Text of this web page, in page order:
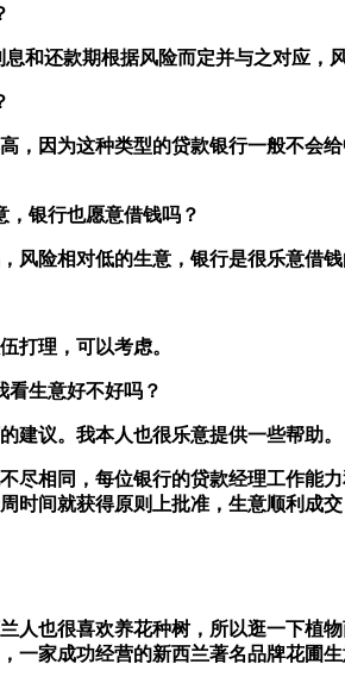
和还款期根据风险而定并与之对应，
，因为这种类型的贷款银行一般不会
，银行也愿意借钱吗？
风险相对低的生意，银行是很乐意借
打理，可以考虑。
看生意好不好吗？
建议。我本人也很乐意提供一些帮助。
尽相同，每位银行的贷款经理工作能
时间就获得原则上批准，生意顺利成
人也很喜欢养花种树，所以逛一下植
一家成功经营的新西兰著名品牌花圃